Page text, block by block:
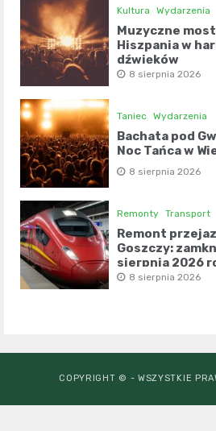
Kultura Wydarzenia
Muzyczne
Hiszpania w
dźwięków
8 sierpnia 2026
Taniec Wydarzenia
Bachata pod
Noc Tańca w
8 sierpnia 2026
Remonty Transport
Remont
Goszczy:
sierpnia 2026
8 sierpnia 2026
COPYRIGHT © - WSZYSTKIE